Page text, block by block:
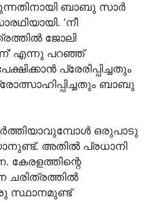
ബാബു സാര്‍
‘നീ
ജോലി
എന്നു പറഞ്ഞ്
പ്രേരിപ്പിച്ചതും
ബാബു
ഒരുപാടു
അതില്‍ പ്രധാനി
ചരിത്രത്തില്‍
സ്ഥാനമുണ്ട്